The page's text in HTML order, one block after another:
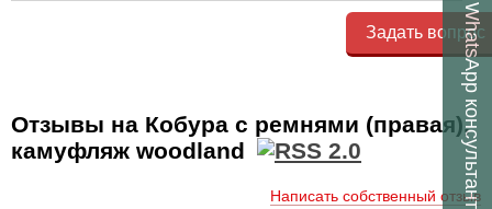
Задать вопрос
Отзывы на Кобура с ремнями (правая),
камуфляж woodland
Написать собственный отзыв
WhatsApp
консультант